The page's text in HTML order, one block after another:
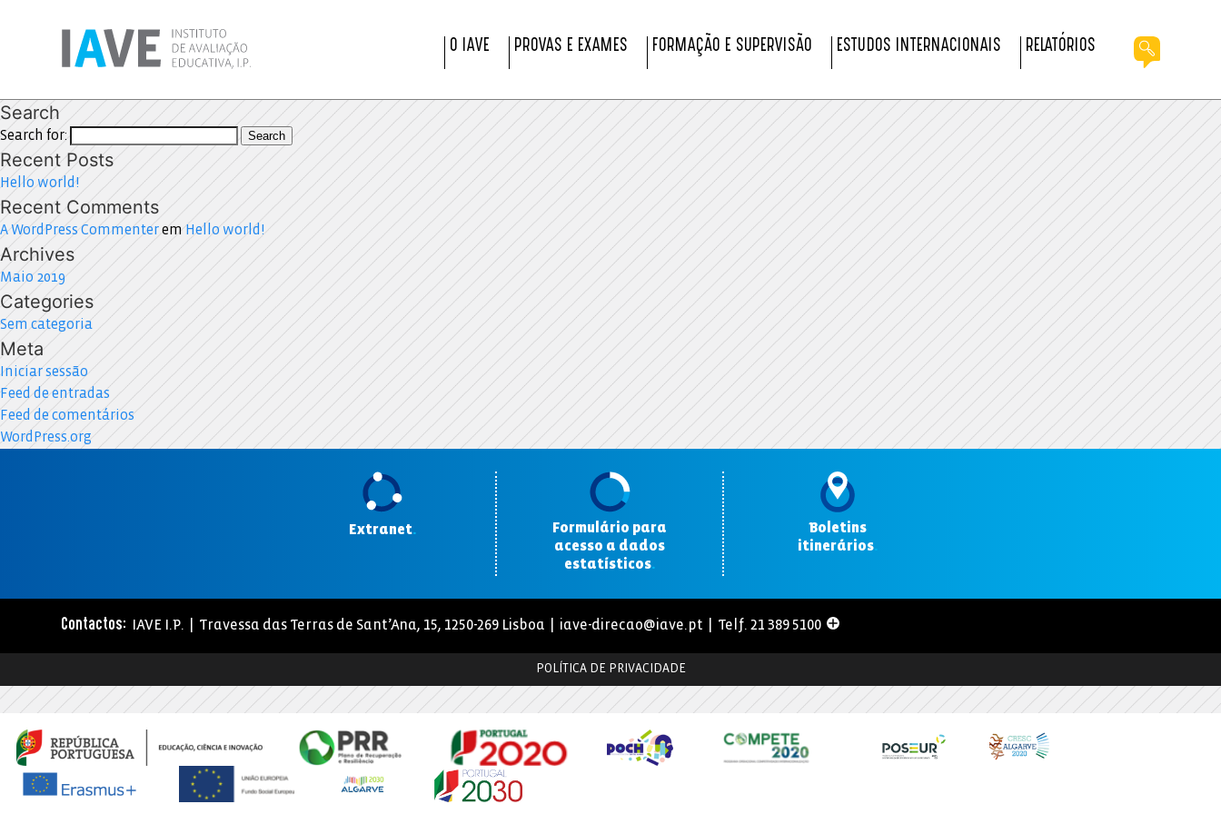
O IAVE PROVAS E EXAMES FORMAÇÃO E SUPERVISÃO ESTUDOS INTERNACIONAIS RELATÓRIOS
Search
Search for: Search
Recent Posts
Hello world!
Recent Comments
A WordPress Commenterem Hello world!
Archives
Maio 2019
Categories
Sem categoria
Meta
Iniciar sessão
Feed de entradas
Feed de comentários
WordPress.org
Extranet.
Formulário para
acesso a dados
estatísticos.
Boletins
itinerários.
Contactos: IAVE I.P. | Travessa das Terras de Sant’Ana, 15, 1250-269 Lisboa | iave-direcao@iave.pt | Telf. 21 389 5100
POLÍTICA DE PRIVACIDADE